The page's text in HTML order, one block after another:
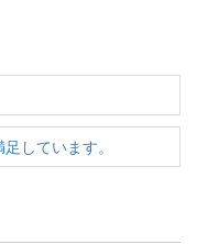
しています。